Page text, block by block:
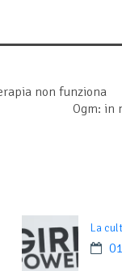
non funziona
Ogm: in
La